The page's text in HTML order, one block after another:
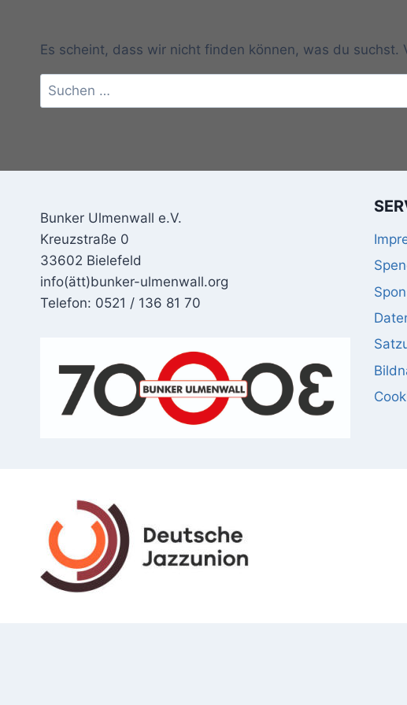
Es scheint, dass wir nicht finden können, was du suchst.
Suchen
nach:
Bunker Ulmenwall e.V.
Kreuzstraße 0
33602 Bielefeld
info(ätt)bunker-ulmenwall.org
Telefon: 0521 / 136 81 70